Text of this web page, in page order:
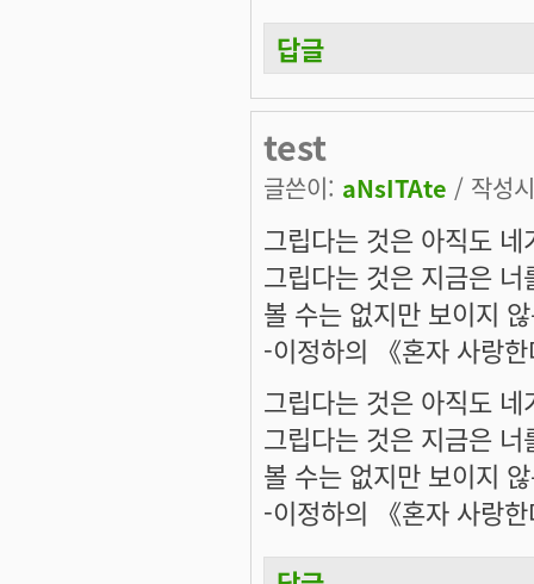
답글
test
글쓴이: aNsITAte / 작성
그립다는 것은 아직도
그립다는 것은 지금은
볼 수는 없지만 보이지
-이정하의 《혼자 사랑
그립다는 것은 아직도
그립다는 것은 지금은
볼 수는 없지만 보이지
-이정하의 《혼자 사랑